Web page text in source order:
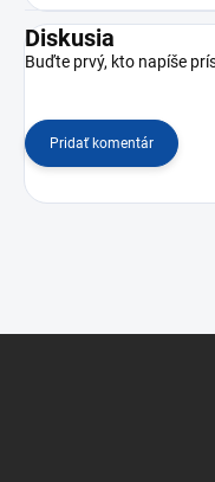
Diskusia
Buďte prvý, kto napíše
Pridať komentár